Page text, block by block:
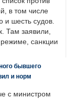
в том числе
и шесть судов.
Там заявили,
санкции
бывшего
и норм
с министром